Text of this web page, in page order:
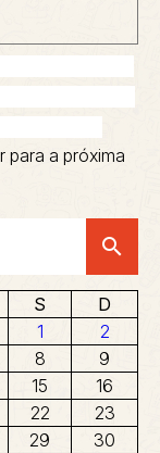
para a próxima
search
S
D
1
2
8
9
15
16
22
23
29
30